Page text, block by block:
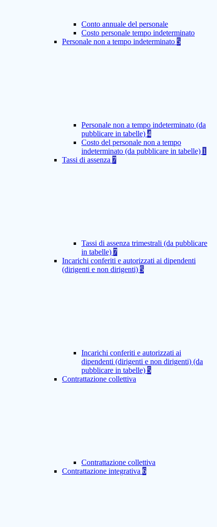
Conto annuale del personale
Costo personale tempo indeterminato
Personale non a tempo indeterminato 5
Personale non a tempo indeterminato (da
pubblicare in tabelle) 4
Costo del personale non a tempo
indeterminato (da pubblicare in tabelle) 1
Tassi di assenza 7
Tassi di assenza trimestrali (da pubblicare
in tabelle) 7
Incarichi conferiti e autorizzati ai dipendenti
(dirigenti e non dirigenti) 5
Incarichi conferiti e autorizzati ai
dipendenti (dirigenti e non dirigenti) (da
pubblicare in tabelle) 5
Contrattazione collettiva
Contrattazione collettiva
Contrattazione integrativa 6